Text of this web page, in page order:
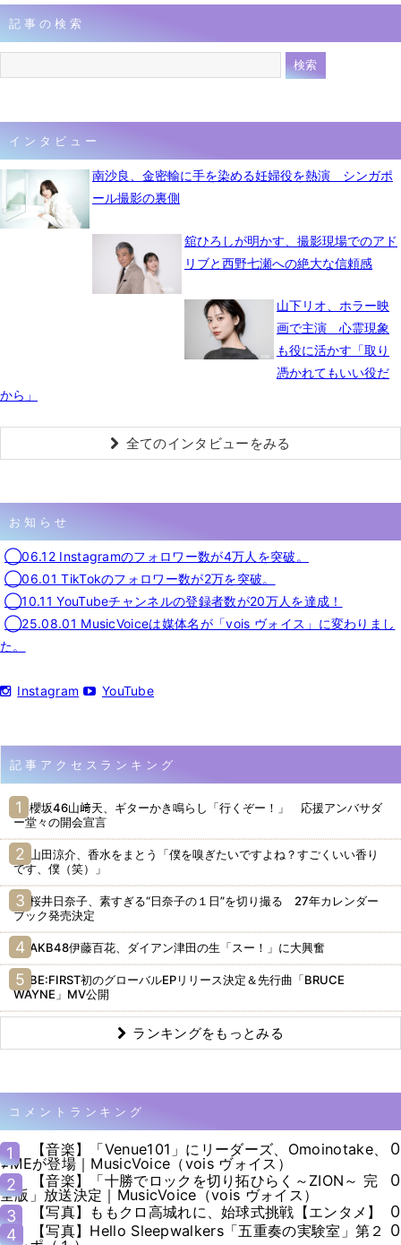
記事の検索
インタビュー
南沙良、金密輸に手を染める妊婦役を熱演 シンガポ
ール撮影の裏側
舘ひろしが明かす、撮影現場でのアド
リブと西野七瀬への絶大な信頼感
山下リオ、ホラー映
画で主演 心霊現象
も役に活かす「取り
憑かれてもいい役だ
から」
全てのインタビューをみる
お知らせ
◯06.12 Instagramのフォロワー数が4万人を突破。
◯06.01 TikTokのフォロワー数が2万を突破。
◯10.11 YouTubeチャンネルの登録者数が20万人を達成！
◯25.08.01 MusicVoiceは媒体名が「vois ヴォイス」に変わりまし
た。
Instagram YouTube
記事アクセスランキング
櫻坂46山﨑天、ギターかき鳴らし「行くぞー！」 応援アンバサダ
ー堂々の開会宣言
山田涼介、香水をまとう「僕を嗅ぎたいですよね？すごくいい香り
です、僕（笑）」
桜井日奈子、素すぎる“日奈子の１日”を切り撮る 27年カレンダー
ブック発売決定
AKB48伊藤百花、ダイアン津田の生「スー！」に大興奮
BE:FIRST初のグローバルEPリリース決定＆先行曲「BRUCE
WAYNE」MV公開
ランキングをもっとみる
コメントランキング
1
【音楽】「Venue101」にリーダーズ、Omoinotake、
≠MEが登場｜MusicVoice（vois ヴォイス）
0
2
【音楽】「十勝でロックを切り拓ひらく～ZION～ 完
全版」放送決定｜MusicVoice（vois ヴォイス）
0
3
【写真】ももクロ高城れに、始球式挑戦【エンタメ】
0
4
【写真】Hello Sleepwalkers「五重奏の実験室」第２ 0